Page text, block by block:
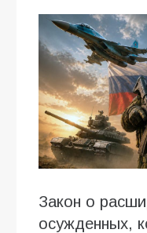
Закон о
осужденных,